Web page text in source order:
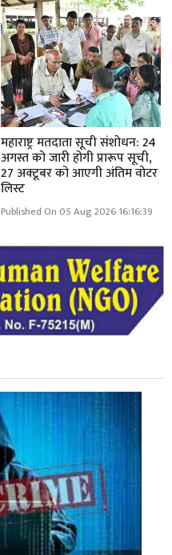
महाराष्ट्र मतदाता सूची संशोधन: 24
अगस्त को जारी होगी प्रारूप सूची,
27 अक्टूबर को आएगी अंतिम वोटर
लिस्ट
Published On 05 Aug 2026 16:16:39